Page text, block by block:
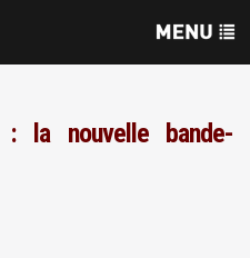
: la nouvelle bande-